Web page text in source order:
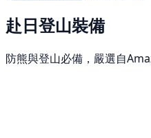
赴日登山裝備
防熊與登山必備，嚴選自